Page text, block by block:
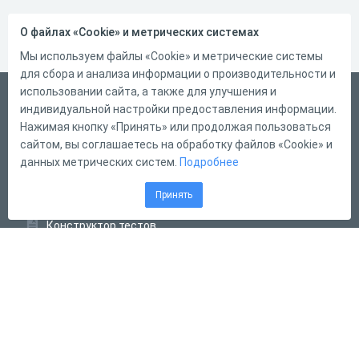
Русский
Справка
Форма обратной связи
Конструктор тестов
О файлах «Cookie» и метрических системах
Мы используем файлы «Cookie» и метрические системы
для сбора и анализа информации о производительности и
использовании сайта, а также для улучшения и
индивидуальной настройки предоставления информации.
Нажимая кнопку «Принять» или продолжая пользоваться
сайтом, вы соглашаетесь на обработку файлов «Cookie» и
данных метрических систем. Подробнее
Принять